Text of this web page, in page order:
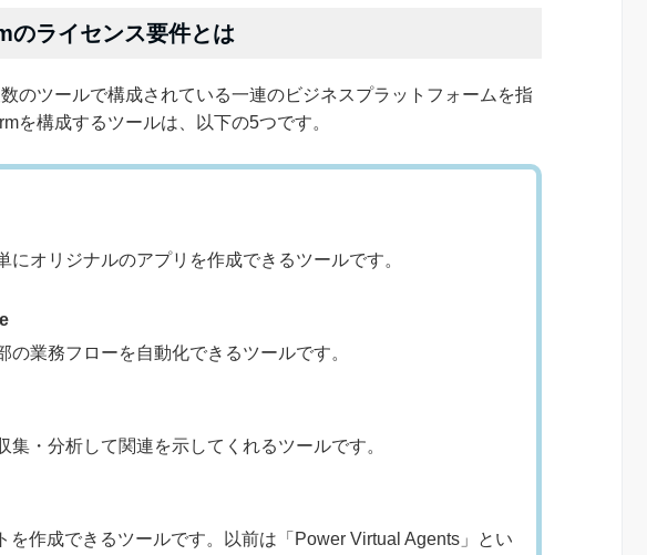
ライセンス要件とは
のツールで構成されている一連のビジネスプラットフォームを指
を構成するツールは、以下の5つです。
にオリジナルのアプリを作成できるツールです。
の業務フローを自動化できるツールです。
集・分析して関連を示してくれるツールです。
を作成できるツールです。以前は「Power Virtual Agents」とい